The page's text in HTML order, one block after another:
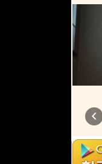
chevron_left